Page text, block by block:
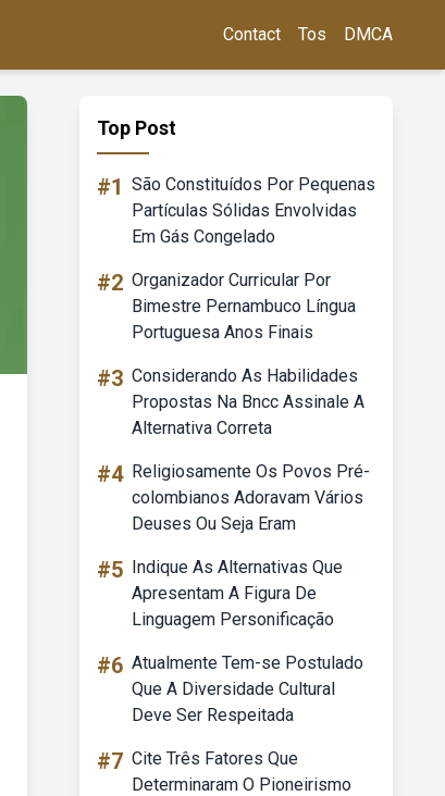
Contact Tos DMCA
Top Post
#1 São Constituídos Por Pequenas
Partículas Sólidas Envolvidas
Em Gás Congelado
#2 Organizador Curricular Por
Bimestre Pernambuco Língua
Portuguesa Anos Finais
#3 Considerando As Habilidades
Propostas Na Bncc Assinale A
Alternativa Correta
#4 Religiosamente Os Povos Pré-
colombianos Adoravam Vários
Deuses Ou Seja Eram
#5 Indique As Alternativas Que
Apresentam A Figura De
Linguagem Personificação
#6 Atualmente Tem-se Postulado
Que A Diversidade Cultural
Deve Ser Respeitada
#7 Cite Três Fatores Que
Determinaram O Pioneirismo